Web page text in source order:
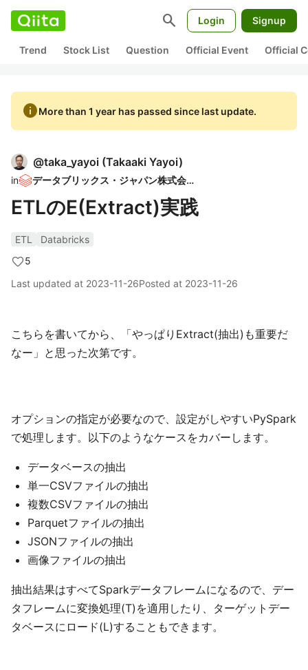
search Login Signup
Trend Stock List Question Official Event Official
infoMore than 1 year has passed since last update.
@taka_yayoi (Takaaki Yayoi)
in データブリックス・ジャパン株式会社
ETLのE(Extract)実践
ETL
Databricks
5
Last updated at 2023-11-26Posted at 2023-11-26
こちらを書いてから、「やっぱりExtract(抽出)も重要だ
なー」と思った次第です。
オプションの指定が必要なので、設定がしやすいPySpark
で処理します。以下のようなケースをカバーします。
データベースの抽出
単一CSVファイルの抽出
複数CSVファイルの抽出
Parquetファイルの抽出
JSONファイルの抽出
画像ファイルの抽出
抽出結果はすべてSparkデータフレームになるので、デー
タフレームに変換処理(T)を適用したり、ターゲットデー
タベースにロード(L)することもできます。